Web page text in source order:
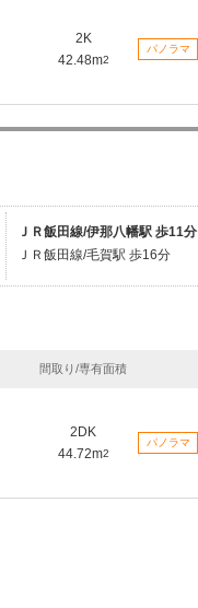
2K
42.48m2
パノラマ
ＪＲ飯田線/伊那八幡駅 歩11分
ＪＲ飯田線/毛賀駅 歩16分
間取り/専有面積
2DK
44.72m2
パノラマ